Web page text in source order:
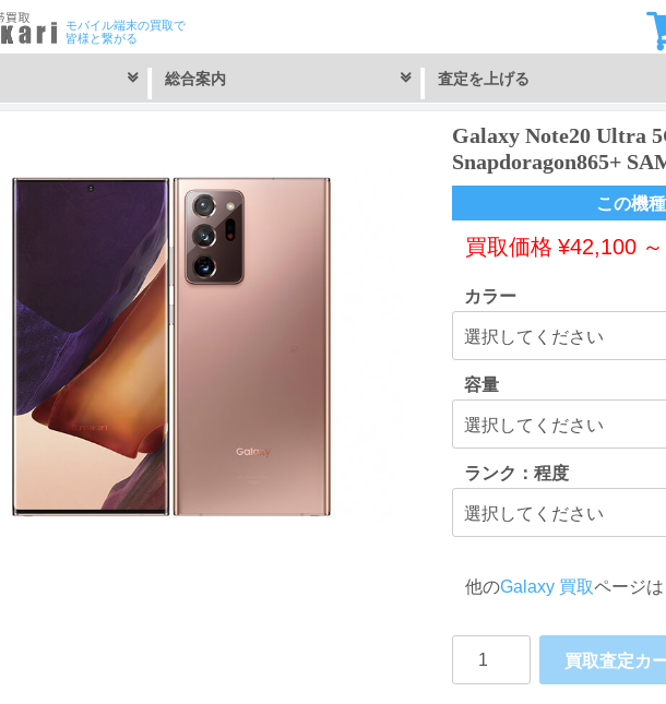
モバイル端末の買取で
皆様と繋がる
総合案内 査定を上げる
Galaxy Note20 Ultra
Snapdoragon865+
この機
買取価格 ¥42,100
カラー
容量
ランク：程度
他のGalaxy 買取ページ
Galaxy
Note20
買取査定カ